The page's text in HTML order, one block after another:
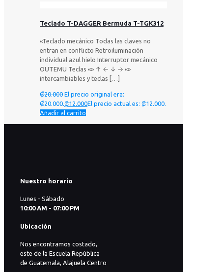
Teclado T-DAGGER Bermuda T-TGK312
«Teclado mecánico Todas las claves no
entran en conflicto Retroiluminación
individual azul hielo Interruptor mecánico
OUTEMU Teclas «» ↑ ← ↓ → «»
intercambiables y teclas […]
₡20.000 El precio original era:
₡20.000. ₡12.000El precio actual es: ₡12.000.
Añadir al carrito
Nuestro horario
Lunes - Sábado
10:00 AM - 07:00 PM
Ubicación
Nos encontramos costado,
este de la Escuela República
de Guatemala, Alajuela Centro